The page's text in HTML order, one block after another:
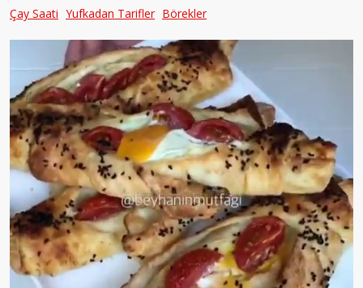
Çay Saati Yufkadan Tarifler Börekler